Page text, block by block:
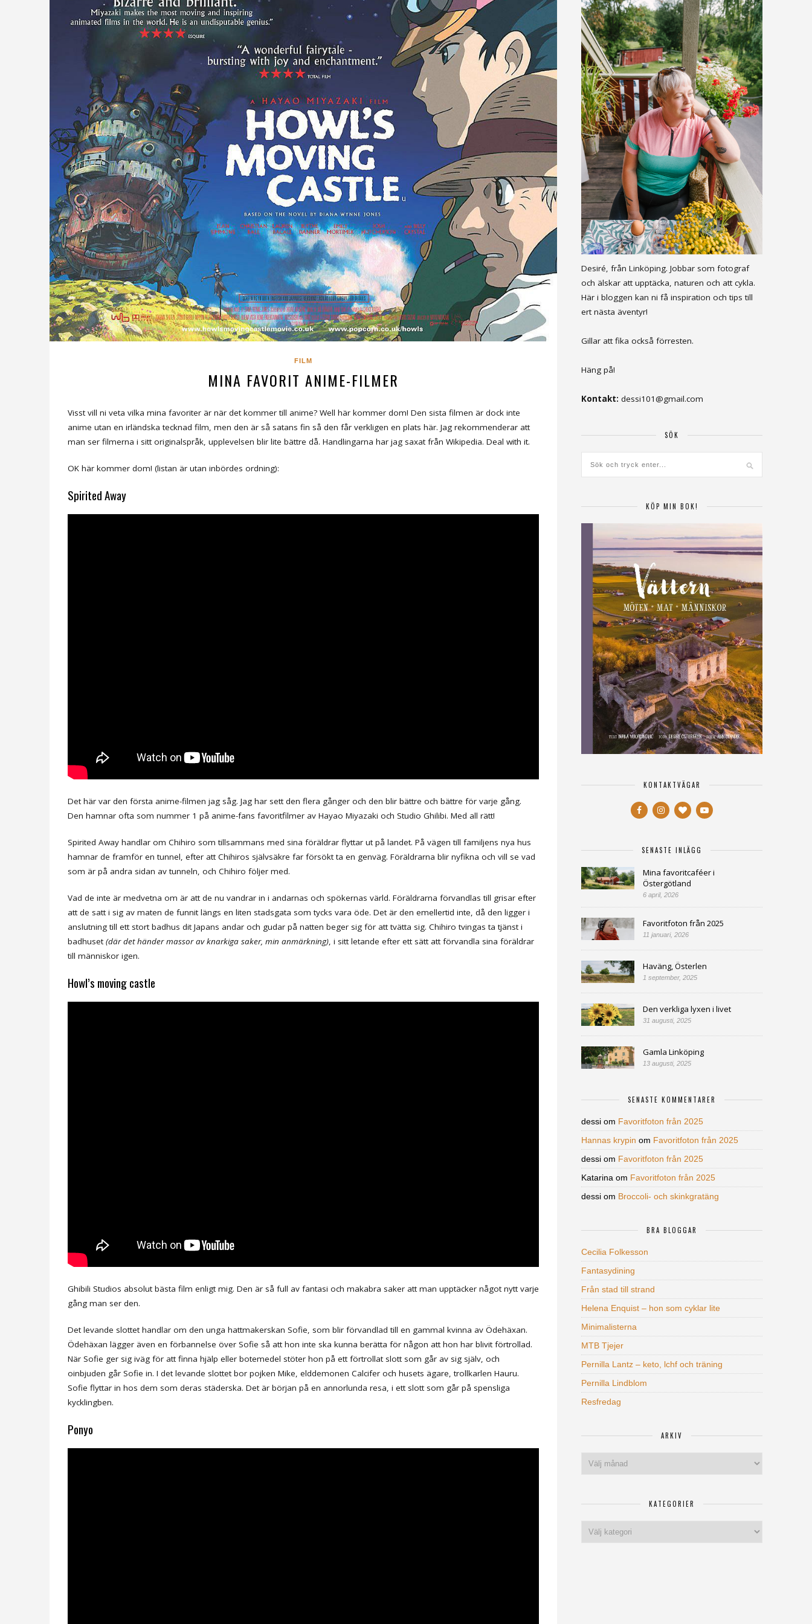
FILM
MINA FAVORIT ANIME-FILMER
Visst vill ni veta vilka mina favoriter är när det kommer till anime? Well här kommer dom! Den sista filmen är dock inte
anime utan en irländska tecknad film, men den är så satans fin så den får verkligen en plats här. Jag rekommenderar att
man ser filmerna i sitt originalspråk, upplevelsen blir lite bättre då. Handlingarna har jag saxat från Wikipedia. Deal with it.
OK här kommer dom! (listan är utan inbördes ordning):
Spirited Away
Det här var den första anime-filmen jag såg. Jag har sett den flera gånger och den blir bättre och bättre för varje gång.
Den hamnar ofta som nummer 1 på anime-fans favoritfilmer av Hayao Miyazaki och Studio Ghilibi. Med all rätt!
Spirited Away handlar om Chihiro som tillsammans med sina föräldrar flyttar ut på landet. På vägen till familjens nya hus
hamnar de framför en tunnel, efter att Chihiros självsäkre far försökt ta en genväg. Föräldrarna blir nyfikna och vill se vad
som är på andra sidan av tunneln, och Chihiro följer med.
Vad de inte är medvetna om är att de nu vandrar in i andarnas och spökernas värld. Föräldrarna förvandlas till grisar efter
att de satt i sig av maten de funnit längs en liten stadsgata som tycks vara öde. Det är den emellertid inte, då den ligger i
anslutning till ett stort badhus dit Japans andar och gudar på natten beger sig för att tvätta sig. Chihiro tvingas ta tjänst i
badhuset(där det händer massor av knarkiga saker, min anmärkning), i sitt letande efter ett sätt att förvandla sina föräldrar
till människor igen.
Howl’s moving castle
Ghibili Studios absolut bästa film enligt mig. Den är så full av fantasi och makabra saker att man upptäcker något nytt varje
gång man ser den.
Det levande slottet handlar om den unga hattmakerskan Sofie, som blir förvandlad till en gammal kvinna av Ödehäxan.
Ödehäxan lägger även en förbannelse över Sofie så att hon inte ska kunna berätta för någon att hon har blivit förtrollad.
När Sofie ger sig iväg för att finna hjälp eller botemedel stöter hon på ett förtrollat slott som går av sig själv, och
oinbjuden går Sofie in. I det levande slottet bor pojken Mike, elddemonen Calcifer och husets ägare, trollkarlen Hauru.
Sofie flyttar in hos dem som deras städerska. Det är början på en annorlunda resa, i ett slott som går på spensliga
kycklingben.
Ponyo
Desiré, från Linköping. Jobbar som fotograf
och älskar att upptäcka, naturen och att cykla.
Här i bloggen kan ni få inspiration och tips till
ert nästa äventyr!
Gillar att fika också förresten.
Häng på!
Kontakt: dessi101@gmail.com
SÖK
KÖP MIN BOK!
KONTAKTVÄGAR
SENASTE INLÄGG
Mina favoritcaféer i
Östergötland
6 april, 2026
Favoritfoton från 2025
11 januari, 2026
Haväng, Österlen
1 september, 2025
Den verkliga lyxen i livet
31 augusti, 2025
Gamla Linköping
13 augusti, 2025
SENASTE KOMMENTARER
dessi om Favoritfoton från 2025
Hannas krypin om Favoritfoton från 2025
dessi om Favoritfoton från 2025
Katarina om Favoritfoton från 2025
dessi om Broccoli- och skinkgratäng
BRA BLOGGAR
Cecilia Folkesson
Fantasydining
Från stad till strand
Helena Enquist – hon som cyklar lite
Minimalisterna
MTB Tjejer
Pernilla Lantz – keto, lchf och träning
Pernilla Lindblom
Resfredag
ARKIV
KATEGORIER